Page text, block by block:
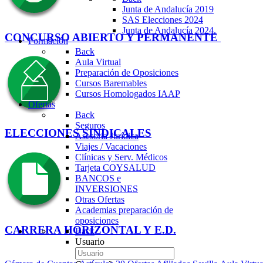
Junta de Andalucía 2019
SAS Elecciones 2024
Junta de Andalucía 2024.
Formación
Back
Aula Virtual
Preparación de Oposiciones
Cursos Baremables
Cursos Homologados IAAP
Ofertas
Back
Seguros
Asesoría Jurídica
Viajes / Vacaciones
Clínicas y Serv. Médicos
Tarjeta COYSALUD
BANCOS e
INVERSIONES
Otras Ofertas
Academias preparación de
oposiciones
Back
Usuario
CONCURSO ABIERTO Y PERMANENTE
ELECCIONES SINDICALES
CARRERA HORIZONTAL Y E.D.